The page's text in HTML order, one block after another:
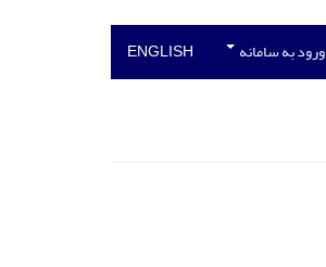
ورود به سامانه ENGLISH